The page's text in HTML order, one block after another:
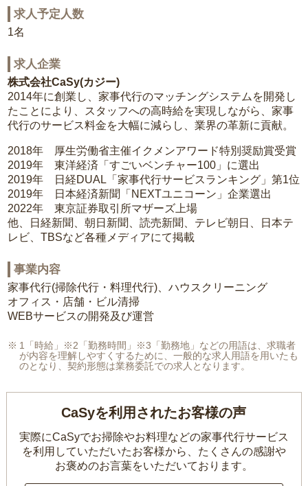
求人予定人数
1名
求人企業
株式会社CaSy(カジー)
2014年に創業し、家事代行のマッチングシステムを開発し
たことにより、スタッフへの高時給を実現しながら、家事
代行のサービス料金を大幅に減らし、業界の革新に貢献。
2018年 厚生労働省主催イクメンアワード特別奨励賞受賞
2019年 東洋経済「すごいベンチャー100」に選出
2019年 日経DUAL「家事代行サービスランキング」第1位
2019年 日本経済新聞「NEXTユニコーン」企業選出
2022年 東京証券取引所マザーズ上場
他、日経新聞、朝日新聞、読売新聞、テレビ朝日、日本テ
レビ、TBSなど各種メディアにて掲載
事業内容
家事代行(掃除代行・料理代行)、ハウスクリーニング
オフィス・店舗・ビル清掃
WEBサービスの開発及び運営
1「時給」※2「勤務時間」※3「勤務地」などの用語は、求職者
が内容を理解しやすくするために、一般的な求人用語を用いたも
のとなり、契約形態は業務委託での求人となります。
CaSyを利用されたお客様の声
実際にCaSyでお掃除やお料理などの家事代行サービス
を利用していただいたお客様から、 たくさんの感謝や
お褒めのお言葉をいただいております。